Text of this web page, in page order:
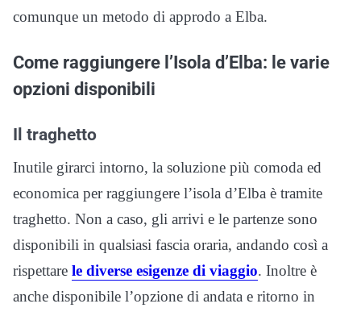
comunque un metodo di approdo a Elba.
Come raggiungere l’Isola d’Elba: le varie
opzioni disponibili
Il traghetto
Inutile girarci intorno, la soluzione più comoda ed
economica per raggiungere l’isola d’Elba è tramite
traghetto. Non a caso, gli arrivi e le partenze sono
disponibili in qualsiasi fascia oraria, andando così a
rispettare le diverse esigenze di viaggio. Inoltre è
anche disponibile l’opzione di andata e ritorno in